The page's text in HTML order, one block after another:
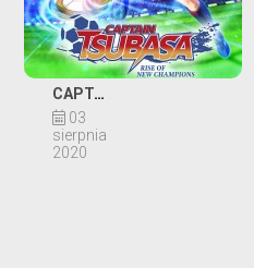
CAPTAIN TSUBASA: RISE OF NEW CHAMPIONS
03
sierpnia
2020